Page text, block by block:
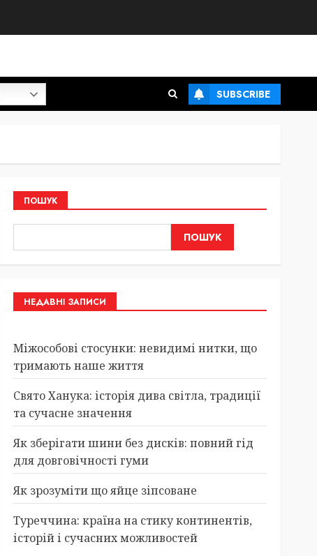
SUBSCRIBE
ПОШУК
ПОШУК
НЕДАВНІ ЗАПИСИ
Міжособові стосунки: невидимі нитки, що
тримають наше життя
Свято Ханука: історія дива світла, традиції
та сучасне значення
Як зберігати шини без дисків: повний гід
для довговічності гуми
Як зрозуміти що яйце зіпсоване
Туреччина: країна на стику континентів,
історій і сучасних можливостей